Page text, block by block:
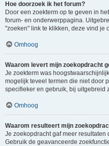
Hoe doorzoek ik het forum?
Door een zoekterm op te geven in
forum- en onderwerppagina.
"zoeken" link te klikken, deze vind je
Omhoog
Waarom levert mijn zoekopdracht
Je zoekterm was
mogelijk teveel termen die niet door
specifieker en gebruik, bij uitgebreid
Omhoog
Waarom resulteert mijn
Je zoekopdracht gaf meer
Gebruik de geavanceerde